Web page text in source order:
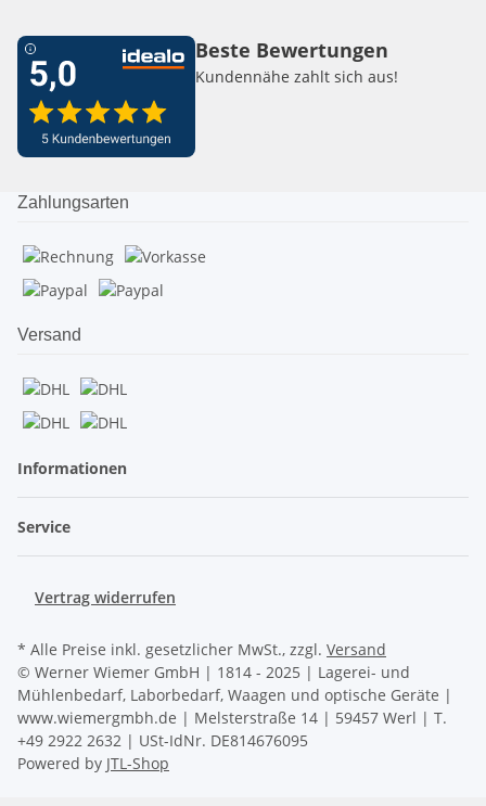
Beste Bewertungen
Kundennähe zahlt sich aus!
Zahlungsarten
Versand
Informationen
Service
Vertrag widerrufen
* Alle Preise inkl. gesetzlicher MwSt., zzgl. Versand
© Werner Wiemer GmbH | 1814 - 2025 | Lagerei- und
Mühlenbedarf, Laborbedarf, Waagen und optische Geräte |
www.wiemergmbh.de | Melsterstraße 14 | 59457 Werl | T.
+49 2922 2632 | USt-IdNr. DE814676095
Powered by JTL-Shop